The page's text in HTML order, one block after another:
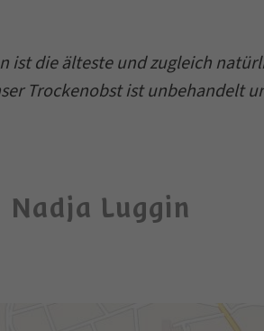
ist die älteste und zugleich
Trockenobst ist unbehandelt
Nadja Luggin